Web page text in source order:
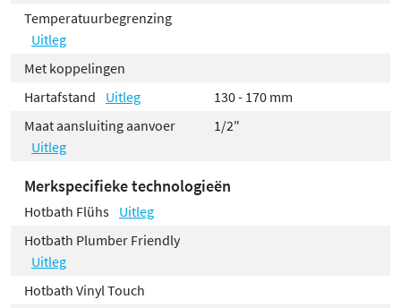
Temperatuurbegrenzing
Uitleg
Met koppelingen
Hartafstand
Uitleg
130 - 170 mm
Maat aansluiting aanvoer
Uitleg
1/2"
Merkspecifieke technologieën
Hotbath Flühs Uitleg
Hotbath Plumber Friendly
Uitleg
Hotbath Vinyl Touch